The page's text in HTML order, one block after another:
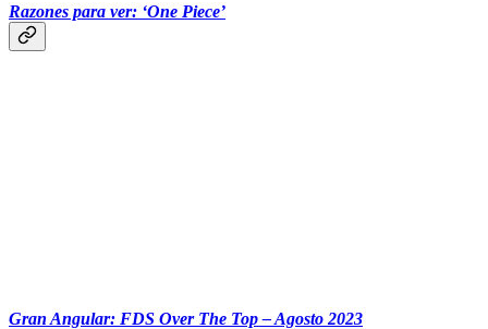
Razones para ver: ‘One Piece’
Gran Angular: FDS Over The Top – Agosto 2023